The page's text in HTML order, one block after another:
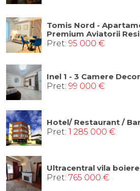
Tomis Nord -
Premium Aviatorii
Pret: 95 000 €
Inel 1 - 3 Camere
Pret: 99 000 €
Hotel/ Restaurant /
Pret: 1 285 000 €
Ultracentral vila
Pret: 765 000 €